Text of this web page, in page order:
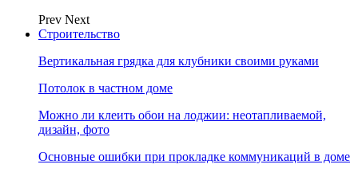
Prev Next
Строительство
Вертикальная грядка для клубники своими руками
Потолок в частном доме
Можно ли клеить обои на лоджии: неотапливаемой,
дизайн, фото
Основные ошибки при прокладке коммуникаций в доме